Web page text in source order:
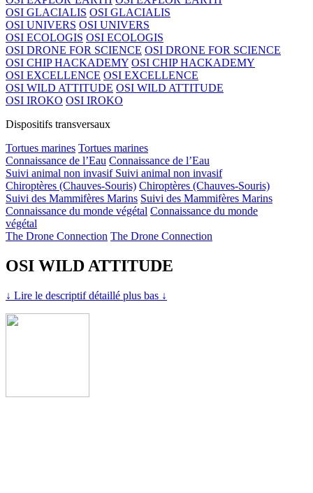
OSI GLACIALIS OSI GLACIALIS
OSI UNIVERS OSI UNIVERS
OSI ECOLOGIS OSI ECOLOGIS
OSI DRONE FOR SCIENCE OSI DRONE FOR SCIENCE
OSI CHIP HACKADEMY OSI CHIP HACKADEMY
OSI EXCELLENCE OSI EXCELLENCE
OSI WILD ATTITUDE OSI WILD ATTITUDE
OSI IROKO OSI IROKO
Dispositifs transversaux
Tortues marines Tortues marines
Connaissance de l’Eau Connaissance de l’Eau
Suivi animal non invasif Suivi animal non invasif
Chiroptères (Chauves-Souris) Chiroptères (Chauves-Souris)
Suivi des Mammifères Marins Suivi des Mammifères Marins
Connaissance du monde végétal Connaissance du monde
végétal
The Drone Connection The Drone Connection
OSI WILD ATTITUDE
↓ Lire le descriptif détaillé plus bas ↓